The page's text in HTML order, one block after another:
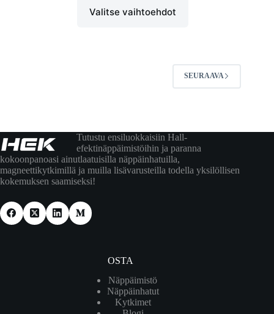
Valitse vaihtoehdot
SEURAAVA
Tutustu ensiluokkaisiin Hall-
efektinäppäimistöihin ja paranna
kokoonpanoasi ainutlaatuisilla näppäinhatuilla,
magneettikytkimillä ja muilla lisävarusteilla todella yksilöllisen
kokemuksen saamiseksi!
OSTA
Näppäimistö
Näppäinhatut
Kytkimet